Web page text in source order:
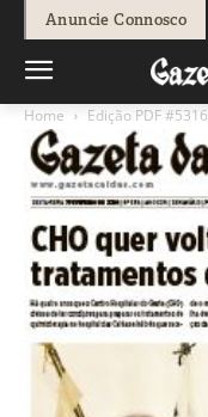
Anuncie Connosco
Home Edição PDF #5316